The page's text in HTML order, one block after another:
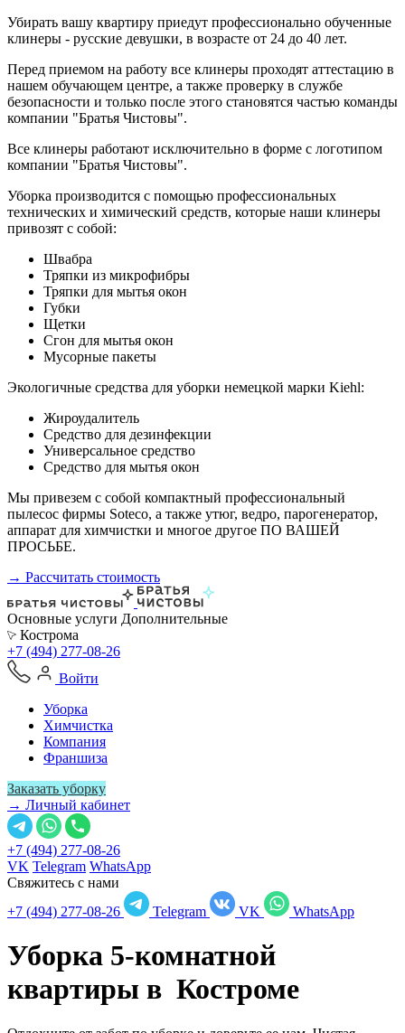
Убирать вашу квартиру приедут профессионально обученные
клинеры - русские девушки, в возрасте от 24 до 40 лет.
Перед приемом на работу все клинеры проходят аттестацию в
нашем обучающем центре, а также проверку в службе
безопасности и только после этого становятся частью команды
компании "Братья Чистовы".
Все клинеры работают исключительно в форме с логотипом
компании "Братья Чистовы".
Уборка производится с помощью профессиональных
технических и химический средств, которые наши клинеры
привозят с собой:
Швабра
Тряпки из микрофибры
Тряпки для мытья окон
Губки
Щетки
Сгон для мытья окон
Мусорные пакеты
Экологичные средства для уборки немецкой марки Kiehl:
Жироудалитель
Средство для дезинфекции
Универсальное средство
Средство для мытья окон
Мы привезем с собой компактный профессиональный
пылесос фирмы Soteco, а также утюг, ведро, парогенератор,
аппарат для химчистки и многое другое ПО ВАШЕЙ
ПРОСЬБЕ.
→ Рассчитать стоимость
Основные услуги Дополнительные
Кострома
+7 (494) 277-08-26
Войти
Уборка
Химчистка
Компания
Франшиза
Заказать уборку
→ Личный кабинет
+7 (494) 277-08-26
VK Telegram WhatsApp
Свяжитесь с нами
+7 (494) 277-08-26
Telegram VK WhatsApp
Уборка 5-комнатной
квартиры в Костроме